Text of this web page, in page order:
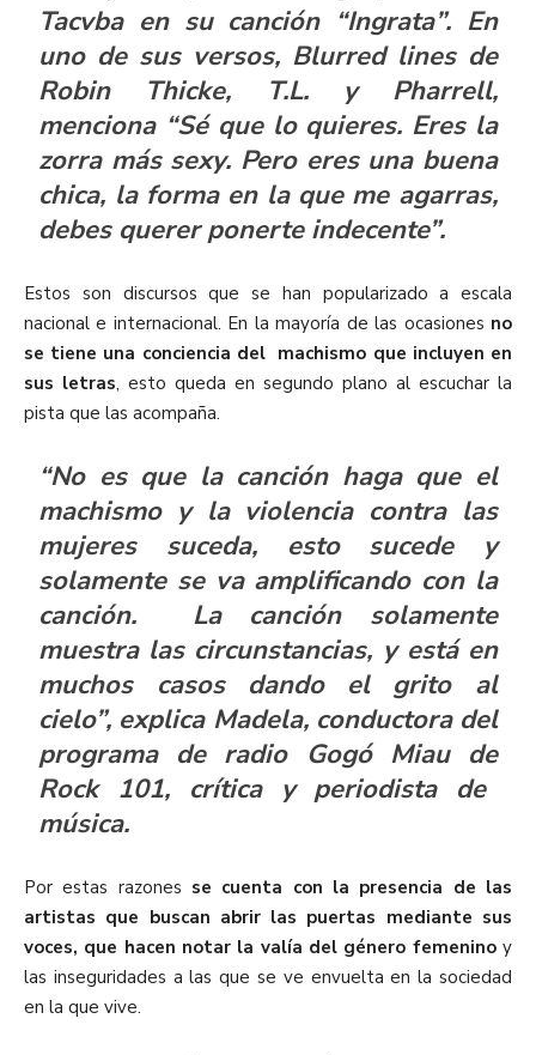
Tacvbaen su canción “Ingrata”. En
uno de sus versos, Blurred lines de
Robin Thicke, T.L. y Pharrell,
menciona “Sé que lo quieres. Eres la
zorra más sexy. Pero eres una buena
chica, la forma en la que me agarras,
debes querer ponerte indecente”.
Estos son discursos que se han popularizado a escala
nacional e internacional. En la mayoría de las ocasiones no
se tiene una conciencia del machismo que incluyen en
sus letras, esto queda en segundo plano al escuchar la
pista que las acompaña.
“No es que la canción haga que el
machismo y la violencia contra las
mujeres suceda, esto sucede y
solamente se va amplificando con la
canción. La canción solamente
muestra las circunstancias, y está en
muchos casos dando el grito al
cielo”, explica Madela, conductora del
programa de radio Gogó Miaude
Rock 101, crítica y periodista de
música.
Por estas razones se cuenta con la presencia de las
artistas que buscan abrir las puertas mediante sus
voces, que hacen notar la valía del género femeninoy
las inseguridades a las que se ve envuelta en la sociedad
en la que vive.